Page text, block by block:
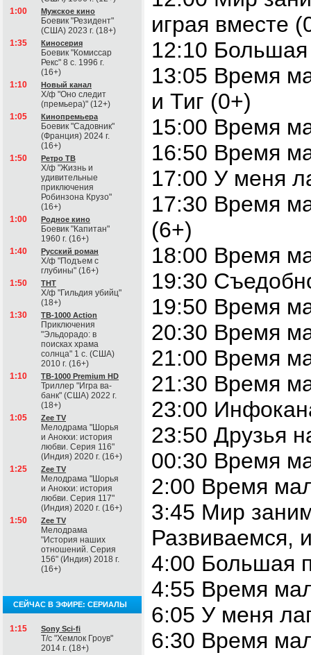
1:00
Мужское кино
Боевик "Резидент"
(США) 2023 г. (18+)
1:35
Киносерия
Боевик "Комиссар
Рекс" 8 с. 1996 г.
(16+)
1:10
Новый канал
Х/ф "Оно следит
(премьера)" (12+)
1:05
Кинопремьера
Боевик "Садовник"
(Франция) 2024 г.
(16+)
1:50
Ретро ТВ
Х/ф "Жизнь и
удивительные
приключения
Робинзона Крузо"
(16+)
1:00
Родное кино
Боевик "Капитан"
1960 г. (16+)
1:40
Русский роман
Х/ф "Подъем с
глубины" (16+)
1:50
ТНТ
Х/ф "Гильдия убийц"
(18+)
1:30
ТВ-1000 Action
Приключения
"Эльдорадо: в
поисках храма
солнца" 1 с. (США)
2010 г. (16+)
1:10
ТВ-1000 Premium HD
Триллер "Игра ва-
банк" (США) 2022 г.
(18+)
1:05
Zee TV
Мелодрама "Шорья
и Анокхи: история
любви. Серия 116"
(Индия) 2020 г. (16+)
1:25
Zee TV
Мелодрама "Шорья
и Анокхи: история
любви. Серия 117"
(Индия) 2020 г. (16+)
1:50
Zee TV
Мелодрама
"История наших
отношений. Серия
156" (Индия) 2018 г.
(16+)
СЕЙЧАС В ЭФИРЕ: СЕРИАЛЫ
1:15 Sony Sci-fi
Т/с "Хемлок Гроув"
2014 г. (18+)
играя вместе
12:10
13:05 Время
и Тиг (0+)
15:00 Время
16:50 Время
17:00 У меня
17:30 Время
(6+)
18:00 Время
19:30
19:50 Время
20:30 Время
21:00 Время
21:30 Время
23:00
23:50 Друзья
00:30 Время
2:00 Время
3:45 Мир
Развиваемся,
4:00 Большая
4:55 Время
6:05 У меня
6:30 Время